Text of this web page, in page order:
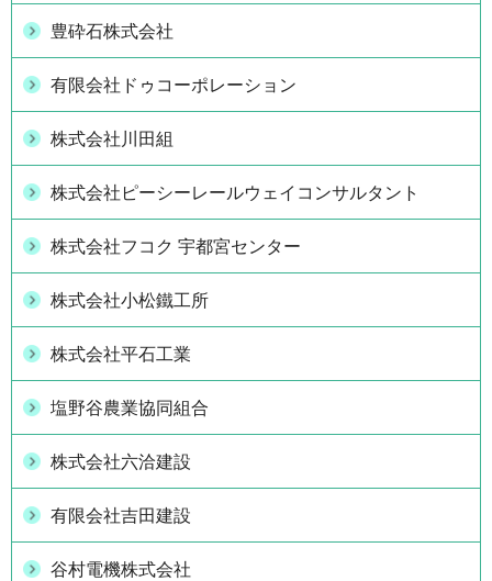
豊砕石株式会社
有限会社ドゥコーポレーション
株式会社川田組
株式会社ピーシーレールウェイコンサルタント
株式会社フコク 宇都宮センター
株式会社小松鐵工所
株式会社平石工業
塩野谷農業協同組合
株式会社六洽建設
有限会社吉田建設
谷村電機株式会社